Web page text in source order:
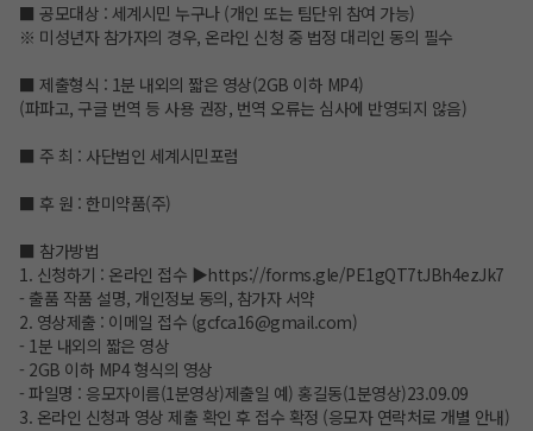
■ 공모대상 : 세계시민 누구나 (개인 또는 팀단위 참여 가능)
※ 미성년자 참가자의 경우, 온라인 신청 중 법정 대리인 동의 필수
■ 제출형식 : 1분 내외의 짧은 영상(2GB 이하 MP4)
(파파고, 구글 번역 등 사용 권장, 번역 오류는 심사에 반영되지 않음)
■ 주 최 : 사단법인 세계시민포럼
■ 후 원 : 한미약품(주)
■ 참가방법
1. 신청하기 : 온라인 접수 ▶https://forms.gle/PE1gQT7tJBh4ezJk7
- 출품 작품 설명, 개인정보 동의, 참가자 서약
2. 영상제출 : 이메일 접수 (gcfca16@gmail.com)
- 1분 내외의 짧은 영상
- 2GB 이하 MP4 형식의 영상
- 파일명 : 응모자이름(1분영상)제출일 예) 홍길동(1분영상)23.09.09
3. 온라인 신청과 영상 제출 확인 후 접수 확정 (응모자 연락처로 개별 안내)